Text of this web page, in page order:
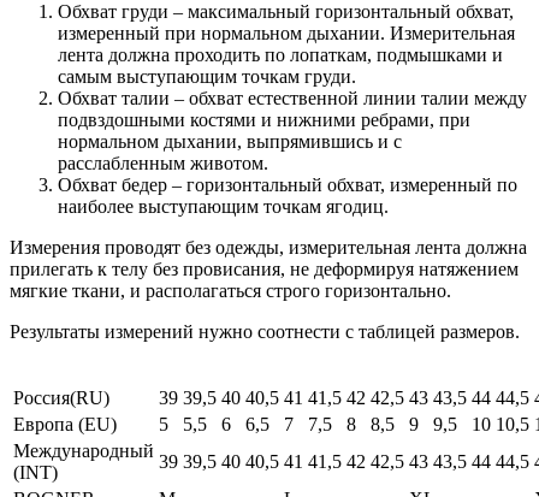
Обхват груди – максимальный горизонтальный обхват,
измеренный при нормальном дыхании. Измерительная
лента должна проходить по лопаткам, подмышками и
самым выступающим точкам груди.
Обхват талии – обхват естественной линии талии между
подвздошными костями и нижними ребрами, при
нормальном дыхании, выпрямившись и с
расслабленным животом.
Обхват бедер – горизонтальный обхват, измеренный по
наиболее выступающим точкам ягодиц.
Измерения проводят без одежды, измерительная лента должна
прилегать к телу без провисания, не деформируя натяжением
мягкие ткани, и располагаться строго горизонтально.
Результаты измерений нужно соотнести с таблицей размеров.
Россия(RU) 39 39,5 40 40,5 41 41,5 42 42,5 43 43,5 44 44,5
Европа (EU)
5 5,5 6 6,5 7 7,5 8 8,5 9 9,5 10 10,5
Международный
(INT)
39 39,5 40 40,5 41 41,5 42 42,5 43 43,5 44 44,5